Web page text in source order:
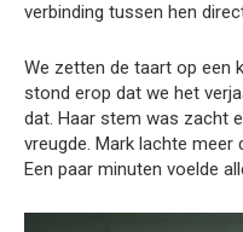
verbinding tussen hen
We zetten de taart op een
stond erop dat we het
dat. Haar stem was zacht
vreugde. Mark lachte meer
Een paar minuten voelde